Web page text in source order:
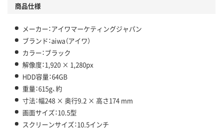
商品仕様
メーカー：アイワマーケティングジャパン
ブランド：aiwa（アイワ）
カラー：ブラック
解像度：1,920 × 1,280px
HDD容量：64GB
重量：615g、約
寸法：幅248 × 奥行9.2 × 高さ174 mm
画面サイズ：10.5型
スクリーンサイズ：10.5インチ